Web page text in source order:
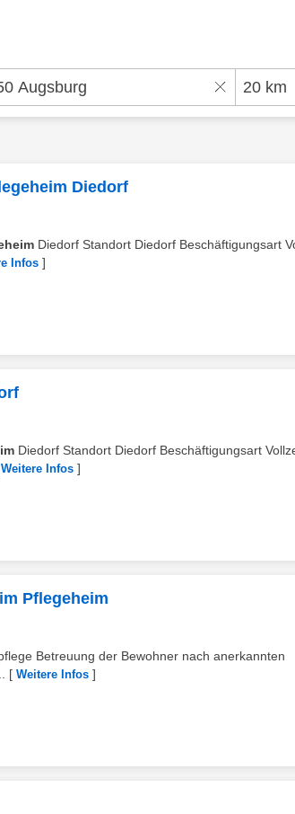
Diedorf
Diedorf Standort Diedorf Beschäftigungsart
Infos ]
Diedorf Standort Diedorf Beschäftigungsart
Weitere Infos ]
Pflegeheim
Betreuung der Bewohner nach anerkannten
[ Weitere Infos ]